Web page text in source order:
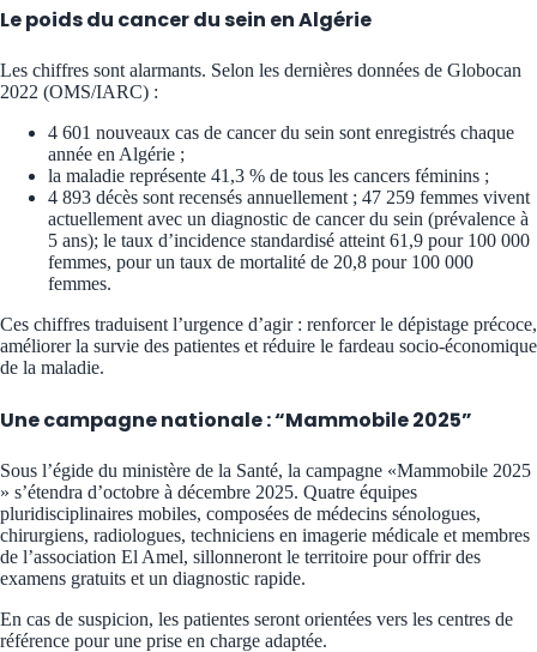
Le poids du cancer du sein en Algérie
Les chiffres sont alarmants. Selon les dernières données de Globocan
2022 (OMS/IARC) :
4 601 nouveaux cas de cancer du sein sont enregistrés chaque
année en Algérie ;
la maladie représente 41,3 % de tous les cancers féminins ;
4 893 décès sont recensés annuellement ; 47 259 femmes vivent
actuellement avec un diagnostic de cancer du sein (prévalence à
5 ans); le taux d’incidence standardisé atteint 61,9 pour 100 000
femmes, pour un taux de mortalité de 20,8 pour 100 000
femmes.
Ces chiffres traduisent l’urgence d’agir : renforcer le dépistage précoce,
améliorer la survie des patientes et réduire le fardeau socio-économique
de la maladie.
Une campagne nationale : “Mammobile 2025”
Sous l’égide du ministère de la Santé, la campagne «Mammobile 2025
» s’étendra d’octobre à décembre 2025. Quatre équipes
pluridisciplinaires mobiles, composées de médecins sénologues,
chirurgiens, radiologues, techniciens en imagerie médicale et membres
de l’association El Amel, sillonneront le territoire pour offrir des
examens gratuits et un diagnostic rapide.
En cas de suspicion, les patientes seront orientées vers les centres de
référence pour une prise en charge adaptée.